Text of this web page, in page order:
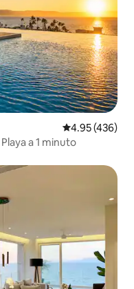
Calificación
4.95 (436)
a 1 minuto